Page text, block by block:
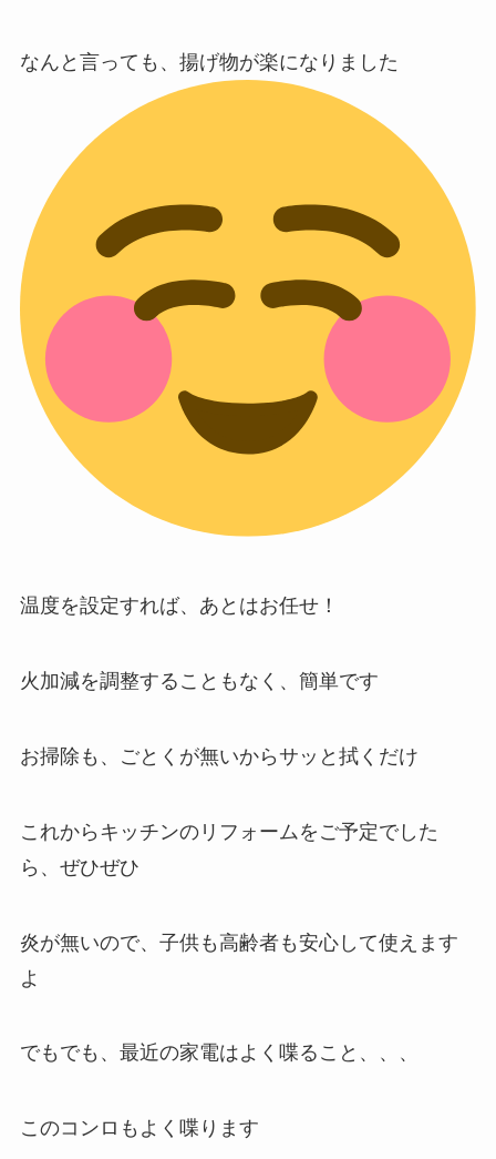
なんと言っても、揚げ物が楽になりました
温度を設定すれば、あとはお任せ！
火加減を調整することもなく、簡単です
お掃除も、ごとくが無いからサッと拭くだけ
これからキッチンのリフォームをご予定でした
ら、ぜひぜひ
炎が無いので、子供も高齢者も安心して使えます
よ
でもでも、最近の家電はよく喋ること、、、
このコンロもよく喋ります